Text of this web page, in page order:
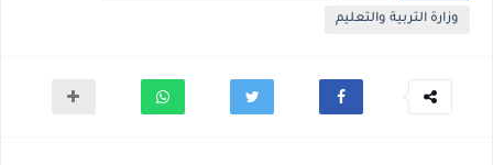
وزارة التربية والتعليم